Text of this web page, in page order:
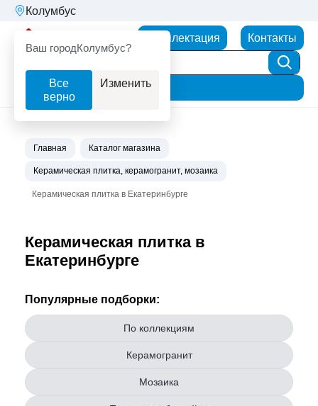
Колумбус
Ваш городКолумбус?
Все
верно
Изменить
Комплектация Контакты
Фильтр
Главная Каталог магазина
Керамическая плитка, керамогранит, мозаика
Керамическая плитка в Екатеринбурге
Керамическая плитка в
Екатеринбурге
Популярные подборки:
По коллекциям
Керамогранит
Мозаика